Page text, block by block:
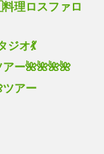
理ロスファロ
ジオ💃
ー🌺🌺🌺🌺
ツアー